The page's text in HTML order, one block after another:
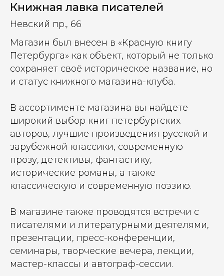
Книжная лавка писателей
Невский пр., 66
Магазин был внесен в «Красную книгу
Петербурга» как объект, который не только
сохраняет своё историческое название, но
и статус книжного магазина-клуба.
В ассортименте магазина вы найдете
широкий выбор книг петербургских
авторов, лучшие произведения русской и
зарубежной классики, современную
прозу, детективы, фантастику,
исторические романы, а также
классическую и современную поэзию.
В магазине также проводятся встречи с
писателями и литературными деятелями,
презентации, пресс-конференции,
семинары, творческие вечера, лекции,
мастер-классы и автограф-сессии.